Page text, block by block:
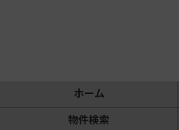
ホーム
物件検索